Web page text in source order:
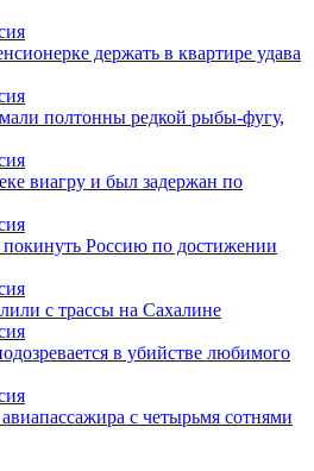
держать в квартире удава
полтонны редкой рыбы-фугу,
виагру и был задержан по
покинуть Россию по достижении
с трассы на Сахалине
в убийстве любимого
с четырьмя сотнями